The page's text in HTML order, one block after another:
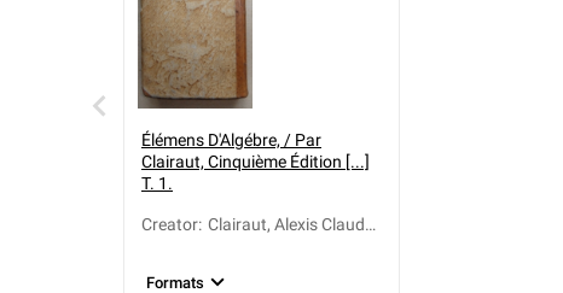
Élémens D'Algébre, / Par
Clairaut, Cinquième Édition [...]
T. 1.
Creator: Clairaut, Alexis Claude
Formats